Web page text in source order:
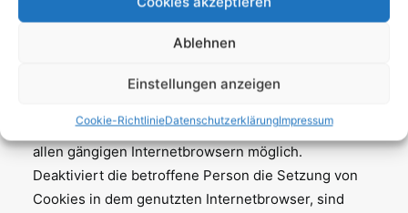
Ablehnen
Einstellungen anzeigen
Cookie-RichtlinieDatenschutzerklärungImpressum
einer entsprechenden Einstellung des genutzten
Internetbrowsers verhindern und damit der Setzung
können bereits gesetzte Cookies jederzeit über
Softwareprogramme gelöscht werden. Dies ist in
allen gängigen Internetbrowsern möglich.
Deaktiviert die betroffene Person die Setzung von
Cookies in dem genutzten Internetbrowser, sind